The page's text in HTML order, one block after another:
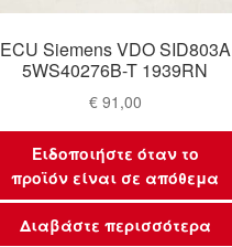
ECU Siemens VDO SID803A
5WS40276B-T 1939RN
€91,00
Ειδοποιήστε όταν το
προϊόν είναι σε απόθεμα
Διαβάστε περισσότερα